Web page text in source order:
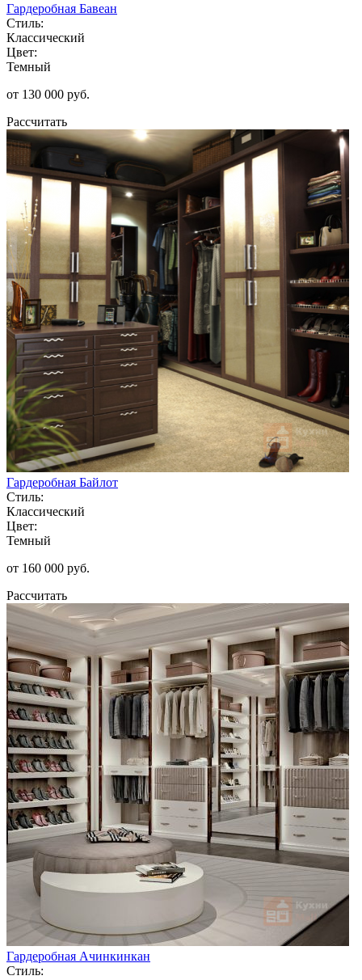
Гардеробная Бавеан
Стиль:
Классический
Цвет:
Темный
от 130 000 руб.
Рассчитать
Гардеробная Байлот
Стиль:
Классический
Цвет:
Темный
от 160 000 руб.
Рассчитать
Гардеробная Ачинкинкан
Стиль: